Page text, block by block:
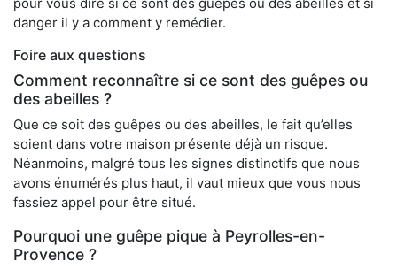
danger il y a comment y remédier.
Foire aux questions
Comment reconnaître si ce sont des guêpes ou
des abeilles ?
Que ce soit des guêpes ou des abeilles, le fait qu’elles
soient dans votre maison présente déjà un risque.
Néanmoins, malgré tous les signes distinctifs que nous
avons énumérés plus haut, il vaut mieux que vous nous
fassiez appel pour être situé.
Pourquoi une guêpe pique à Peyrolles-en-
Provence ?